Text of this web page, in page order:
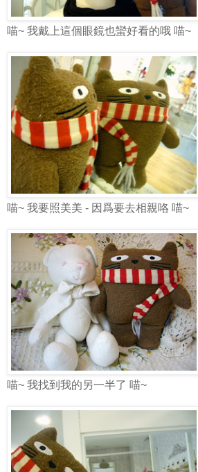
喵~ 我戴上這個眼鏡也蠻好看的哦 喵~
喵~ 我要照美美 - 因爲要去相親咯 喵~
喵~ 我找到我的另一半了 喵~